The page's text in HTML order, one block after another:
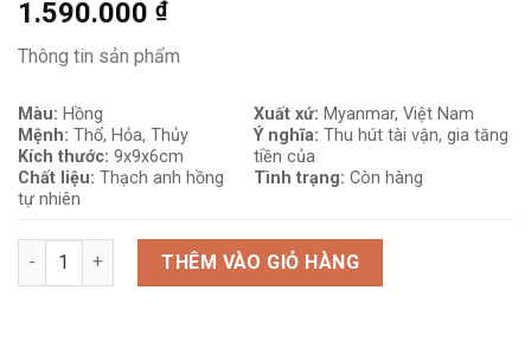
1.590.000 ₫
Thông tin sản phẩm
Màu: Hồng
Mệnh: Thổ, Hỏa, Thủy
Kích thước: 9x9x6cm
Chất liệu: Thạch anh hồng
tự nhiên
Xuất xứ: Myanmar, Việt Nam
Ý nghĩa: Thu hút tài vận, gia tăng
tiền của
Tình trạng: Còn hàng
Cóc Tài Lộc (Thiềm Thừ) Thạch Anh Hồng số lượng
THÊM VÀO GIỎ HÀNG